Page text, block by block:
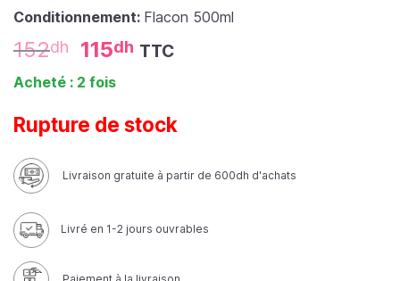
Conditionnement: Flacon 500ml
152dh 115dh TTC
Acheté : 2 fois
Rupture de stock
Livraison gratuite à partir de 600dh d'achats
Livré en 1-2 jours ouvrables